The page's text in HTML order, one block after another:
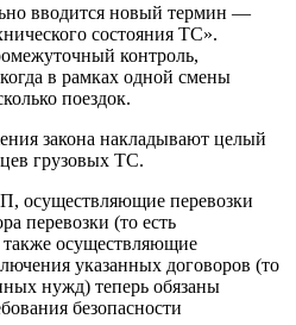
вводится новый термин —
состояния ТС».
контроль,
в рамках одной смены
поездок.
закона накладывают целый
грузовых ТС.
осуществляющие перевозки
перевозки (то есть
также осуществляющие
указанных договоров (то
нужд) теперь обязаны
безопасности